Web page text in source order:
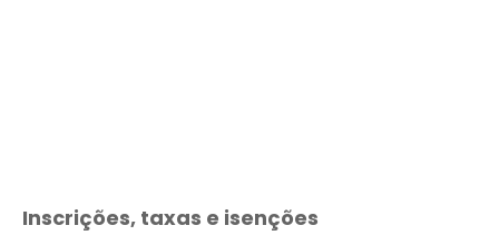
Inscrições, taxas e isenções